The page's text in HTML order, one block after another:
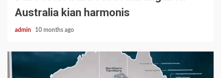
Australia kian harmonis
admin 10 months ago